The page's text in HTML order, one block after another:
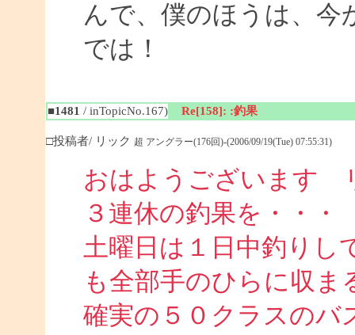
んで、僕のほうは、今
では！
■1481 / inTopicNo.167) Re[158]: :釣果
□投稿者/ リック 超 アングラー(176回)-(2006/09/19(Tue) 07:55:31)
おはようございます
３連休の釣果を・・・
土曜日は１日中釣りし
も全部手のひらに収ま
確実の５０クラスのバ